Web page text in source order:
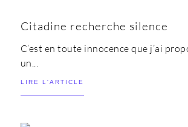
Citadine recherche silence
C’est en toute innocence que j’ai
un...
LIRE L'ARTICLE